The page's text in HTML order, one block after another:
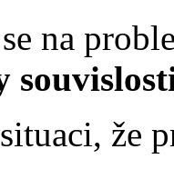
na
že